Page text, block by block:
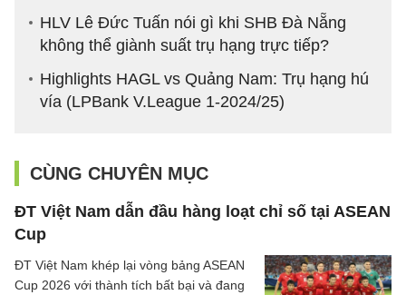
HLV Lê Đức Tuấn nói gì khi SHB Đà Nẵng
không thể giành suất trụ hạng trực tiếp?
Highlights HAGL vs Quảng Nam: Trụ hạng hú
vía (LPBank V.League 1-2024/25)
CÙNG CHUYÊN MỤC
ĐT Việt Nam dẫn đầu hàng loạt chỉ số tại ASEAN
Cup
ĐT Việt Nam khép lại vòng bảng ASEAN
Cup 2026 với thành tích bất bại và đang